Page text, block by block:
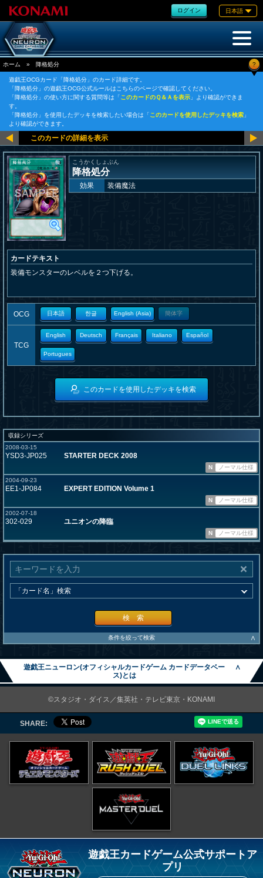
ログイン 日本語
ホーム » 降格処分 ?
遊戯王OCGカード「降格処分」のカード詳細です。
「降格処分」の遊戯王OCG公式ルールはこちらのページで確認してください。
「降格処分」の使い方に関する質問等は「このカードのＱ＆Ａを表示 」より確認ができま
す。
「降格処分」を使用したデッキを検索したい場合は「このカードを使用したデッキを検索 」
より確認ができます。
こうかくしょぶん
降格処分
効果 装備魔法
カードテキスト
装備モンスターのレベルを２つ下げる。
OCG 日本語 한글 English (Asia) 簡体字
TCG
English Deutsch Français Italiano Español
Portugues
このカードを使用したデッキを検索
収録シリーズ
2008-03-15
YSD3-JP025 STARTER DECK 2008
N
ノーマル仕様
2004-09-23
EE1-JP084 EXPERT EDITION Volume 1
N
ノーマル仕様
2002-07-18
302-029 ユニオンの降臨
N ノーマル仕様
検 索
条件を絞って検索 ∧
遊戯王ニューロン(オフィシャルカードゲーム カードデータベー
ス)とは
∧
©スタジオ・ダイス／集英社・テレビ東京・KONAMI
SHARE:
遊戯王カードゲーム公式サポートア
プリ